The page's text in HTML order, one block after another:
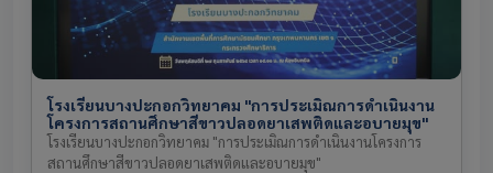
โรงเรียนบางปะกอกวิทยาคม "การประเมิณการดำเนินงาน
โครงการสถานศึกษาสีขาวปลอดยาเสพติดและอบายมุข"
โรงเรียนบางปะกอกวิทยาคม "การประเมิณการดำเนินงานโครงการ
สถานศึกษาสีขาวปลอดยาเสพติดและอบายมุข"